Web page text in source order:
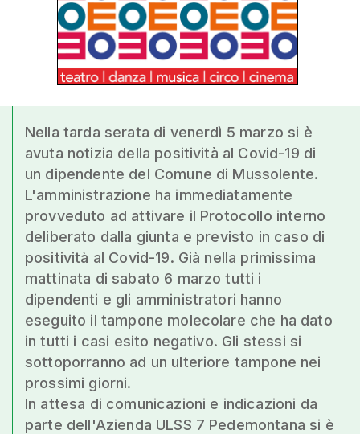
Nella tarda serata di venerdì 5 marzo si è
avuta notizia della positività al Covid-19 di
un dipendente del Comune di Mussolente.
L'amministrazione ha immediatamente
provveduto ad attivare il Protocollo interno
deliberato dalla giunta e previsto in caso di
positività al Covid-19. Già nella primissima
mattinata di sabato 6 marzo tutti i
dipendenti e gli amministratori hanno
eseguito il tampone molecolare che ha dato
in tutti i casi esito negativo. Gli stessi si
sottoporranno ad un ulteriore tampone nei
prossimi giorni.
In attesa di comunicazioni e indicazioni da
parte dell'Azienda ULSS 7 Pedemontana si è